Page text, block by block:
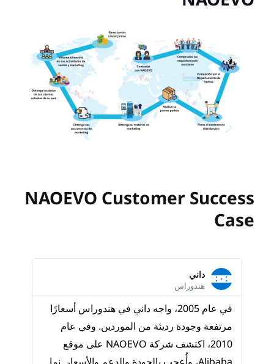
NAOEVO
2005، واجه داني في هندوراس أسعارًا
من الموردين. وفي عام
2010، اكتشف شركة NAOEVO على موقع
ليوناردو، وهو تاجر جملة
في عام 2017 بعد أن بدأ